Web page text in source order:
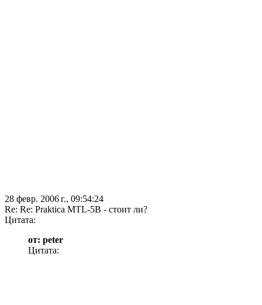
28 февр. 2006 г., 09:54:24
Re: Re: Praktica MTL-5B - стоит ли?
Цитата:
от: peter
Цитата: